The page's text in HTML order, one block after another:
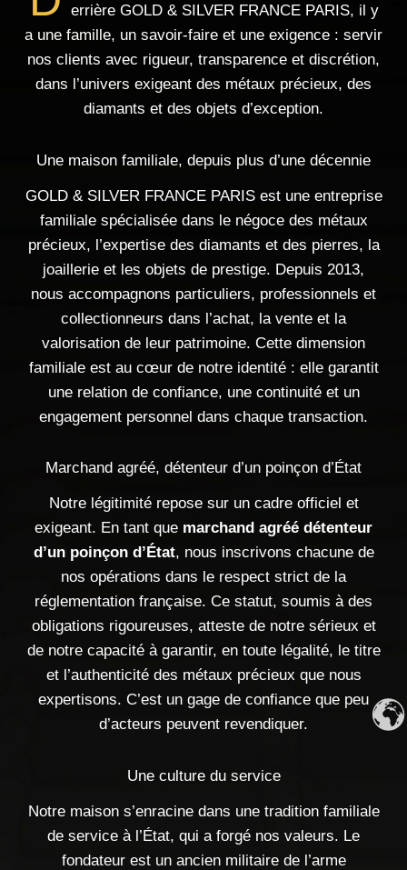
errière GOLD & SILVER FRANCE PARIS, il y
a une famille, un savoir-faire et une exigence : servir
nos clients avec rigueur, transparence et discrétion,
dans l’univers exigeant des métaux précieux, des
diamants et des objets d’exception.
Une maison familiale, depuis plus d’une décennie
GOLD & SILVER FRANCE PARIS est une entreprise
familiale spécialisée dans le négoce des métaux
précieux, l’expertise des diamants et des pierres, la
joaillerie et les objets de prestige. Depuis 2013,
nous accompagnons particuliers, professionnels et
collectionneurs dans l’achat, la vente et la
valorisation de leur patrimoine. Cette dimension
familiale est au cœur de notre identité : elle garantit
une relation de confiance, une continuité et un
engagement personnel dans chaque transaction.
Marchand agréé, détenteur d’un poinçon d’État
Notre légitimité repose sur un cadre officiel et
exigeant. En tant que marchand agréé détenteur
d’un poinçon d’État, nous inscrivons chacune de
nos opérations dans le respect strict de la
réglementation française. Ce statut, soumis à des
obligations rigoureuses, atteste de notre sérieux et
de notre capacité à garantir, en toute légalité, le titre
et l’authenticité des métaux précieux que nous
expertisons. C’est un gage de confiance que peu
d’acteurs peuvent revendiquer.
Une culture du service
Notre maison s’enracine dans une tradition familiale
de service à l’État, qui a forgé nos valeurs. Le
fondateur est un ancien militaire de l’arme